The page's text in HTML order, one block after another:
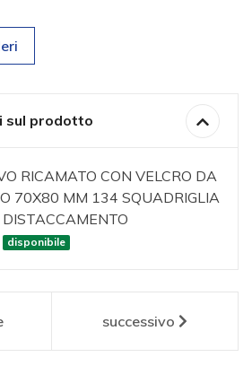
sul prodotto
RICAMATO CON VELCRO DA
70X80 MM 134 SQUADRIGLIA
disponibile
successivo